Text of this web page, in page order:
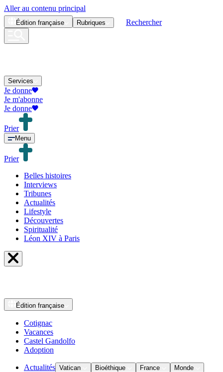
Aller au contenu principal
Édition française Rubriques Rechercher
Services
Je donne
Je m'abonne
Je donne
Prier
Menu
Prier
Belles histoires
Interviews
Tribunes
Actualités
Lifestyle
Découvertes
Spiritualité
Léon XIV à Paris
Édition française
Cotignac
Vacances
Castel Gandolfo
Adoption
Actualités Vatican Bioéthique France
Monde